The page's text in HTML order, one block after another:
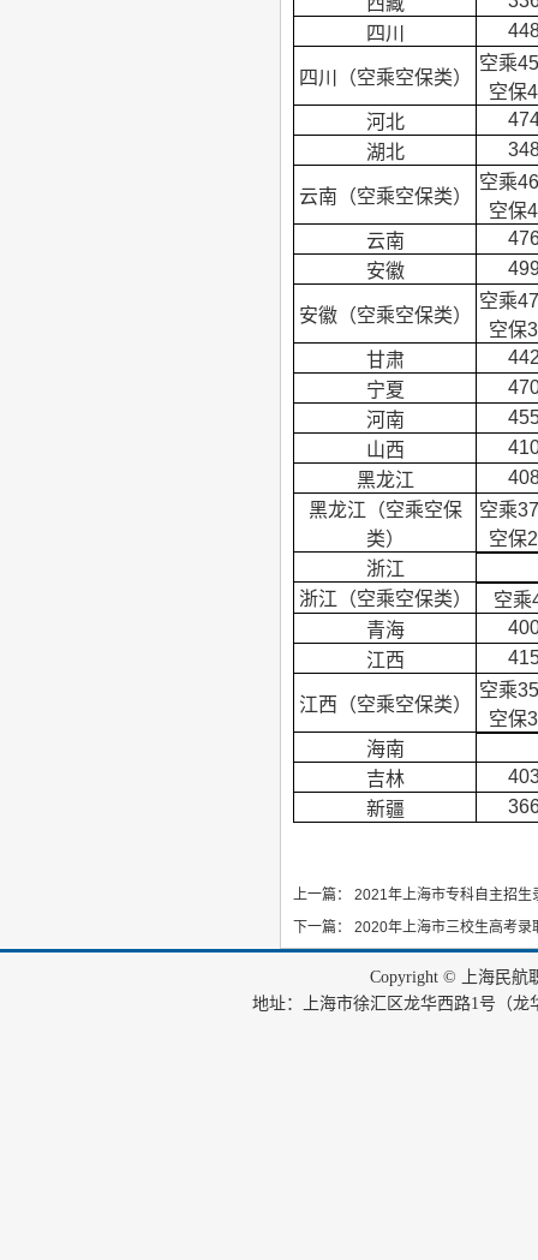
四川
四川（空乘空保类）
空乘
空保
河北
湖北
云南（空乘空保类）
空乘
空保
云南
安徽
安徽（空乘空保类）
空乘
空保
甘肃
宁夏
河南
山西
黑龙江
黑龙江（空乘空保
类）
空乘
空保
浙江
浙江（空乘空保类）
空乘
青海
江西
江西（空乘空保类）
空乘
空保
海南
吉林
新疆
上一篇：
2021年上海市专科自主招生
下一篇：
2020年上海市三校生高考录
Copyright © 上海民航
地址：上海市徐汇区龙华西路1号（龙